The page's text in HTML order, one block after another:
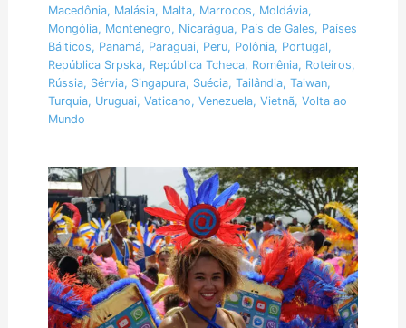
Macedônia, Malásia, Malta, Marrocos, Moldávia,
Mongólia, Montenegro, Nicarágua, País de Gales, Países
Bálticos, Panamá, Paraguai, Peru, Polônia, Portugal,
República Srpska, República Tcheca, Romênia, Roteiros,
Rússia, Sérvia, Singapura, Suécia, Tailândia, Taiwan,
Turquia, Uruguai, Vaticano, Venezuela, Vietnã, Volta ao
Mundo